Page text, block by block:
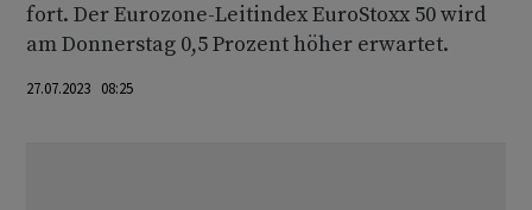
fort. Der Eurozone-Leitindex EuroStoxx 50 wird
am Donnerstag 0,5 Prozent höher erwartet.
27.07.2023 08:25